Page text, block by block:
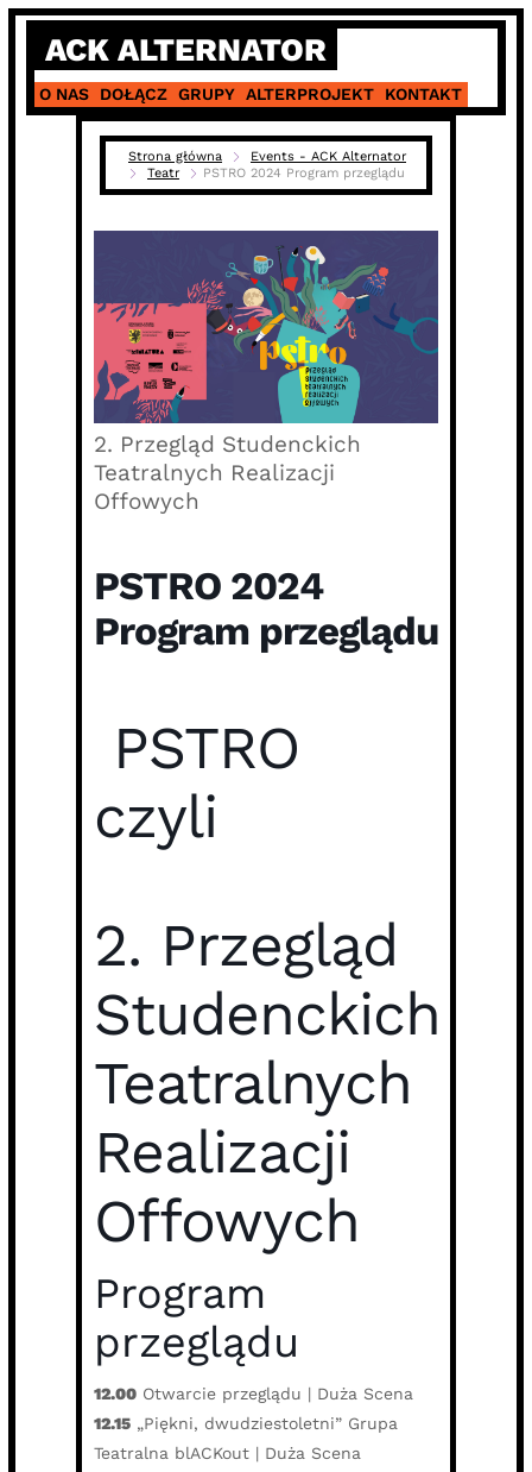
Skip
content
ACK ALTERNATOR
O NAS DOŁĄCZ GRUPY ALTERPROJEKT KONTAKT
Strona główna
Events - ACK Alternator
Teatr
PSTRO 2024 Program przeglądu
2. Przegląd Studenckich
Teatralnych Realizacji
Offowych
PSTRO 2024
Program przeglądu
PSTRO
czyli
2. Przegląd
Studenckich
Teatralnych
Realizacji
Offowych
Program
przeglądu
12.00 Otwarcie przeglądu | Duża Scena
12.15 „Piękni, dwudziestoletni” Grupa
Teatralna blACKout | Duża Scena